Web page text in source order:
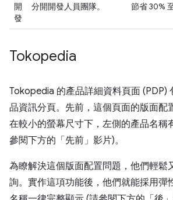
開
發
分開開發人員團隊。 節省 30%
Tokopedia
Tokopedia 的產品詳細資料頁面 (PDP)
品資訊分頁。先前，這個頁面的版面配
在較小的螢幕尺寸下，左側的產品名稱
參閱下方的「先前」影片)。
為瞭解決這個版面配置問題，他們輕鬆
詢。實作這項功能後，他們就能採用彈